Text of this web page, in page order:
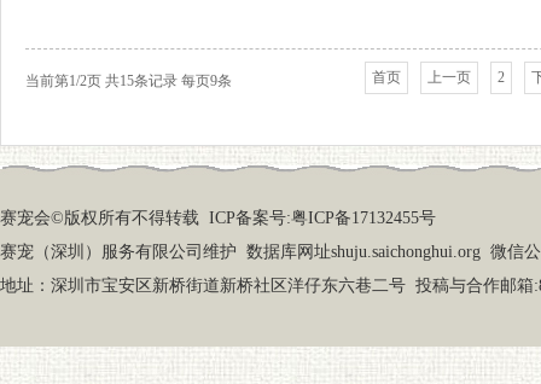
当前第1/2页 共15条记录 每页9条 首页 上一页 2
赛宠会©版权所有不得转载 ICP备案号:粤ICP备17132455号
赛宠（深圳）服务有限公司维护 数据库网址shuju.saichonghui.org 微信公
地址：深圳市宝安区新桥街道新桥社区洋仔东六巷二号 投稿与合作邮箱